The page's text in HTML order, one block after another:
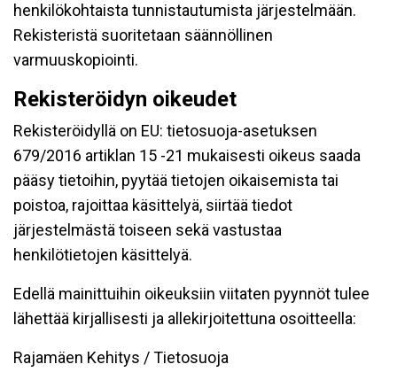
henkilökohtaista tunnistautumista järjestelmään.
Rekisteristä suoritetaan säännöllinen
varmuuskopiointi.
Rekisteröidyn oikeudet
Rekisteröidyllä on EU: tietosuoja-asetuksen
679/2016 artiklan 15 -21 mukaisesti oikeus saada
pääsy tietoihin, pyytää tietojen oikaisemista tai
poistoa, rajoittaa käsittelyä, siirtää tiedot
järjestelmästä toiseen sekä vastustaa
henkilötietojen käsittelyä.
Edellä mainittuihin oikeuksiin viitaten pyynnöt tulee
lähettää kirjallisesti ja allekirjoitettuna osoitteella:
Rajamäen Kehitys / Tietosuoja